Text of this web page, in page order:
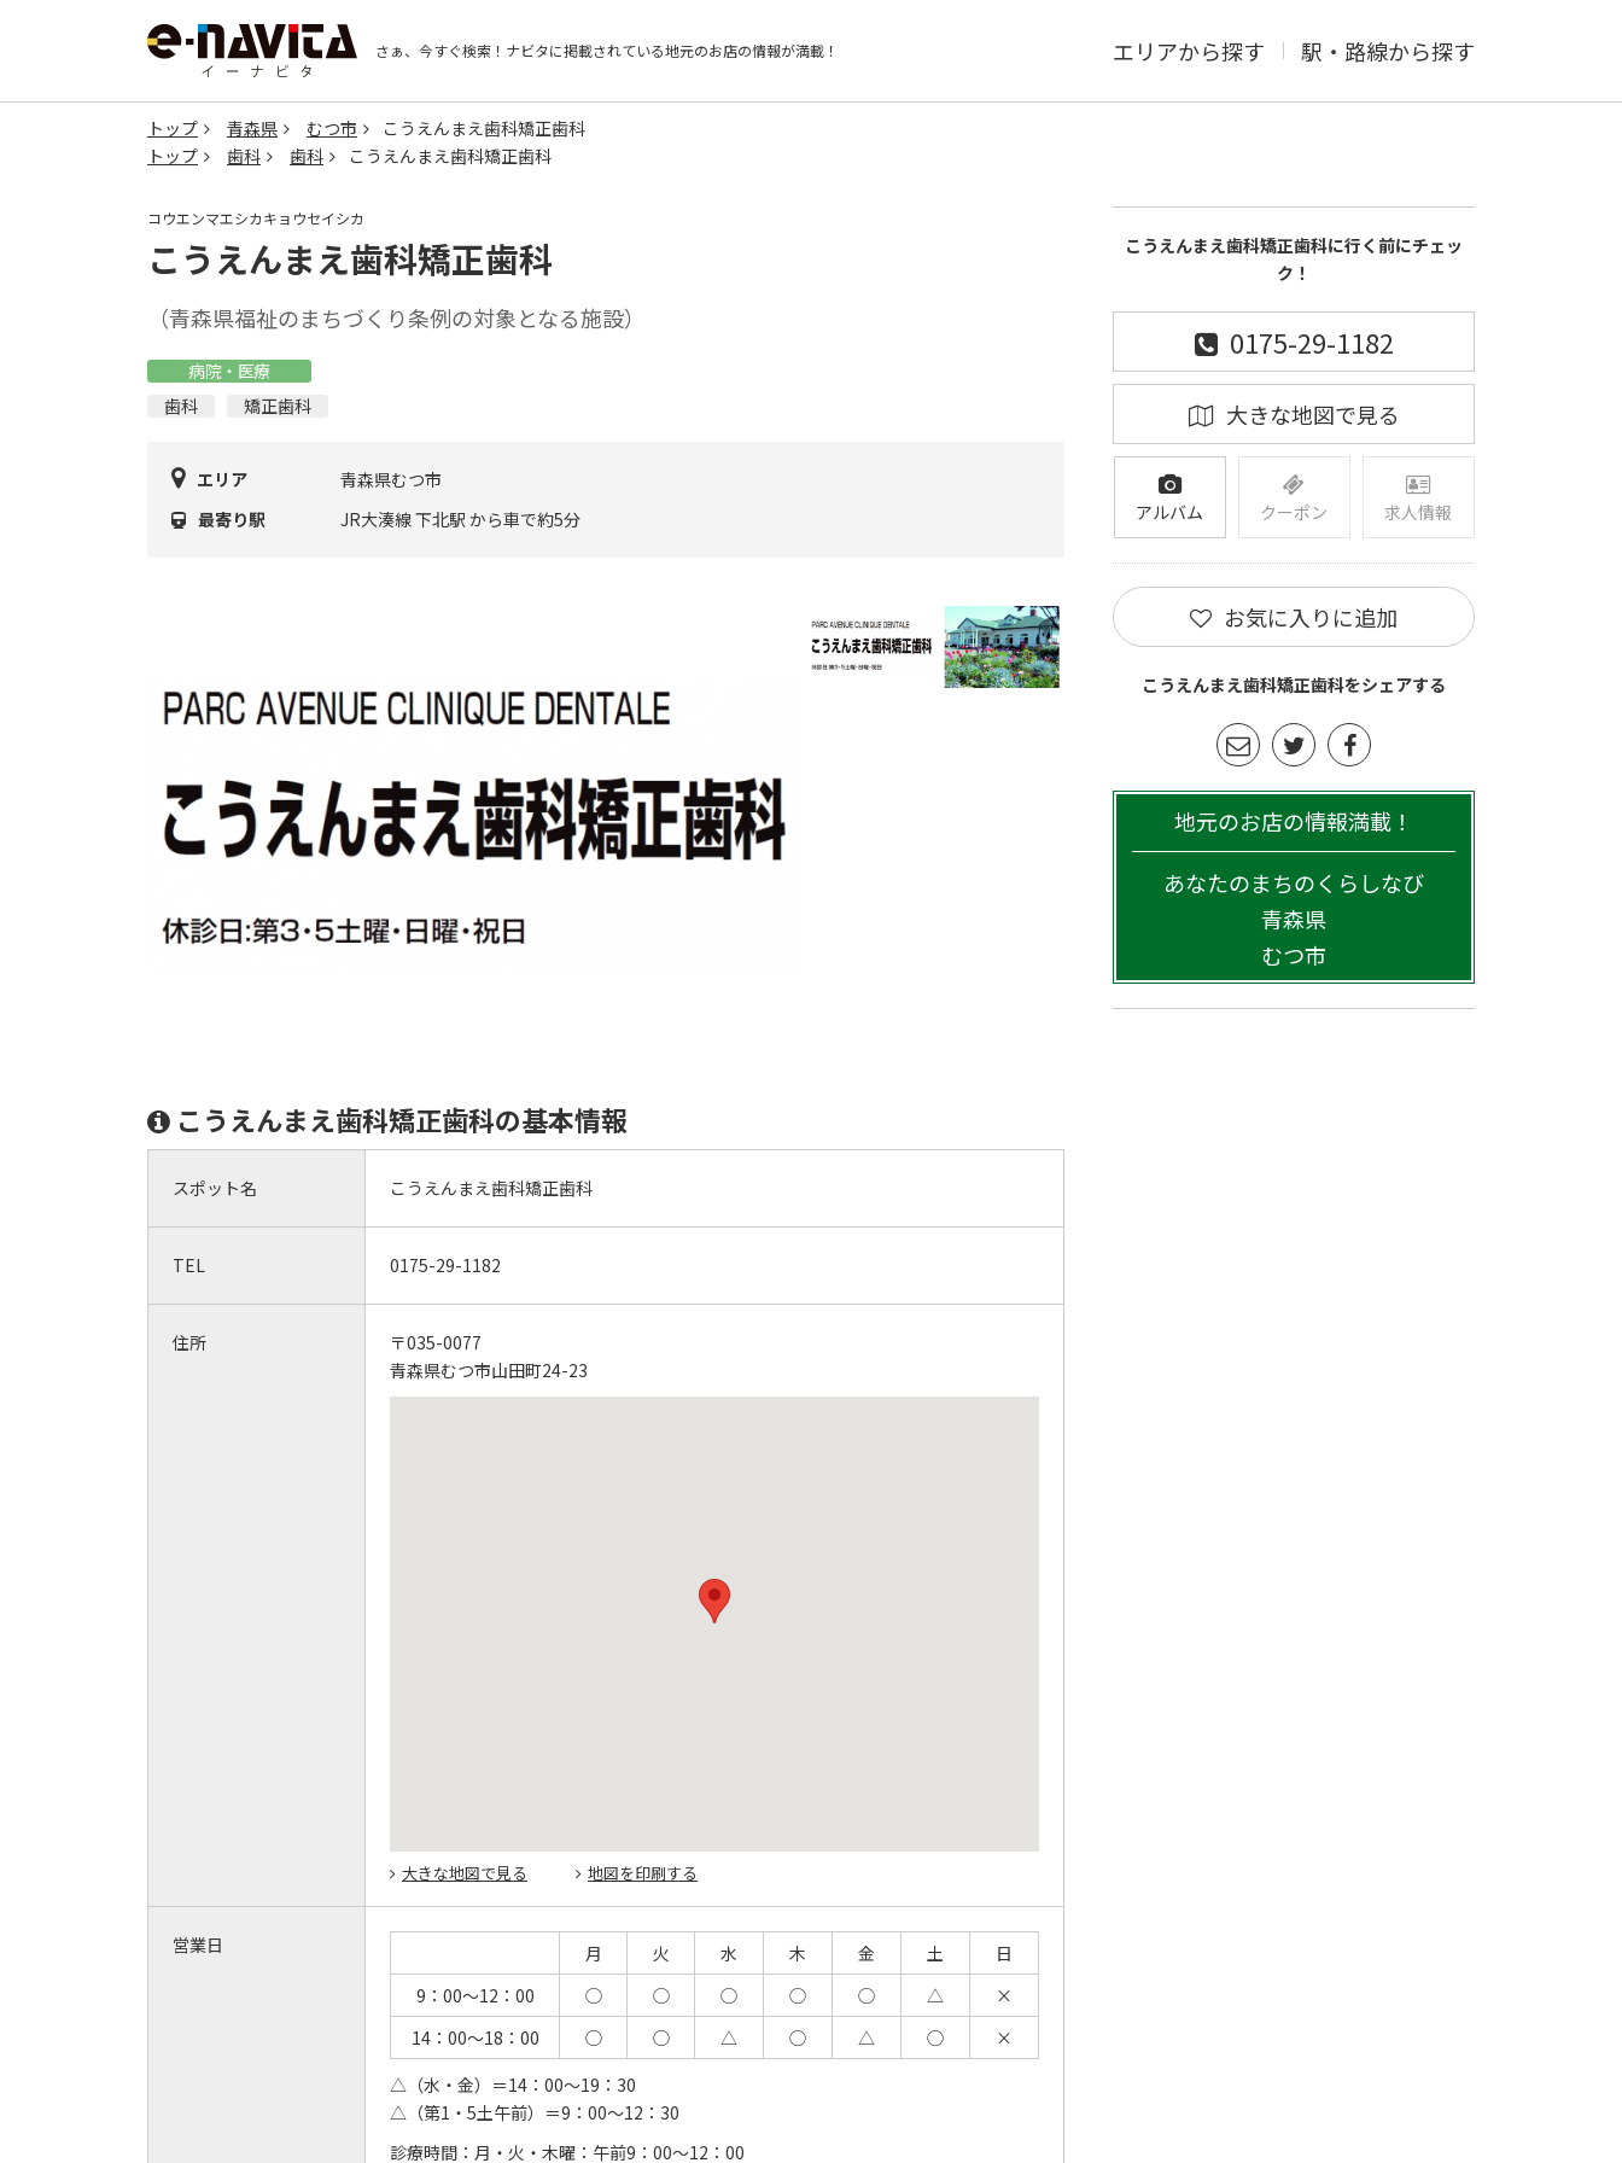
さぁ、今すぐ検索！ ナビタに掲載されている地元のお店の情報が満載！ エリアから探す 駅・路線から探す
トップ 青森県 むつ市
こうえんまえ歯科矯正歯科
トップ
歯科 歯科 こうえんまえ歯科矯正歯科
コウエンマエシカキョウセイシカ
こうえんまえ歯科矯正歯科
（青森県福祉のまちづくり条例の対象となる施設）
病院・医療
歯科
矯正歯科
エリア
青森県むつ市
最寄り駅
JR大湊線 下北駅 から車で約5分
こうえんまえ歯科矯正歯科の基本情報
スポット名 こうえんまえ歯科矯正歯科
TEL 0175-29-1182
住所
〒035-0077
青森県むつ市山田町24-23
大きな地図で見る 地図を印刷する
営業日 月 火 水 木 金 土
日
9：00～12：00
◯ ◯ ◯ ◯ ◯ △
×
14：00～18：00
◯ ◯ △ ◯ △ ◯
×
△（水・金）＝14：00～19：30
△（第1・5土午前）＝9：00～12：30
診療時間： 月・火・木曜：午前9：00～12：00
こうえんまえ歯科矯正歯科に行く前にチェッ
ク！
0175-29-1182
大きな地図で見る
アルバム クーポン 求人情報
お気に入りに追加
こうえんまえ歯科矯正歯科をシェアする
地元のお店の情報満載！
あなたのまちのくらしなび
青森県
むつ市